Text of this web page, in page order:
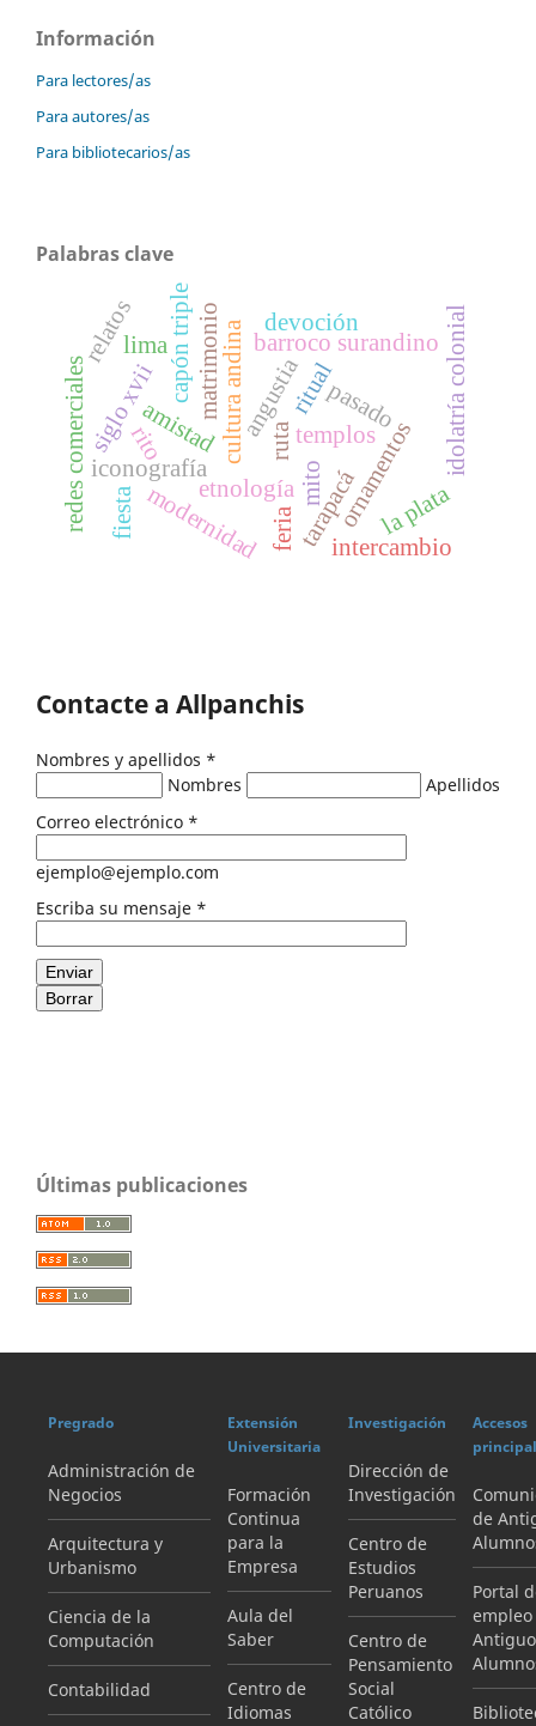
Información
Para lectores/as
Para autores/as
Para bibliotecarios/as
Palabras clave
etnología
amistad
mito
cultura andinaangustia
ruta templos
iconografía ornamentos
barroco surandino idolatría colonial
capón triple
lima
la plata
siglo xvii
redes comerciales tarapacá
matrimonio devoción
relatos
modernidad
pasado
fiesta feria
ritual
intercambio
rito
Contacte a Allpanchis
Nombres y apellidos *
Nombres
Apellidos
Correo electrónico *
ejemplo@ejemplo.com
Escriba su mensaje *
Enviar
Borrar
Últimas publicaciones
Pregrado
Administración de
Negocios
Arquitectura y
Urbanismo
Ciencia de la
Computación
Contabilidad
Extensión
Universitaria
Formación
Continua
para la
Empresa
Aula del
Saber
Centro de
Idiomas
Investigación
Dirección de
Investigación
Centro de
Estudios
Peruanos
Centro de
Pensamiento
Social
Católico
Accesos
de
Portal
empleo